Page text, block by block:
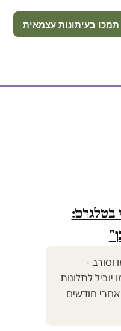
תמכו בעיתונות עצמאית
בטלגרם:
וסורב -
לתלונות
חודשים